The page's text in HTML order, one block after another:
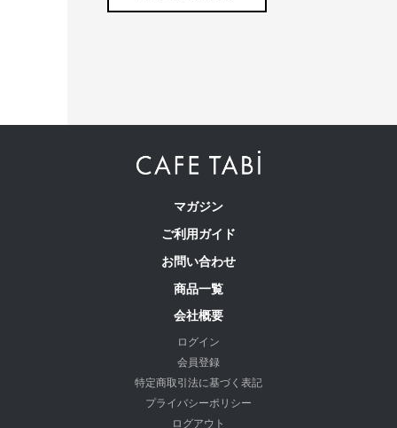
マガジン
ご利用ガイド
お問い合わせ
商品一覧
会社概要
ログイン
会員登録
特定商取引法に基づく表記
プライバシーポリシー
ログアウト